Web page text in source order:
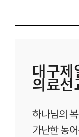
대구제
의료선
하나님의
가난한 농